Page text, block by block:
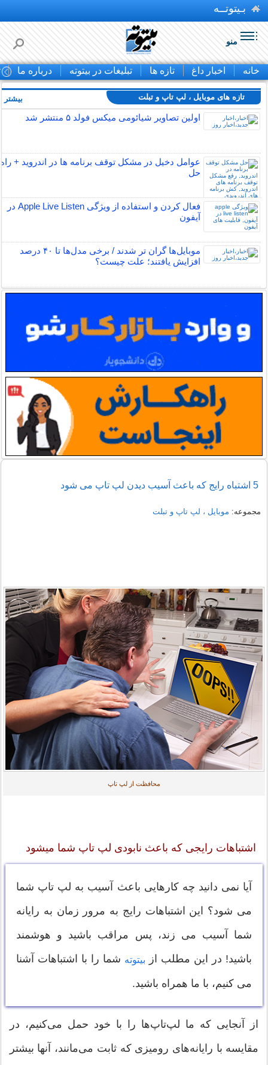
بـیتوتــه
منو
خانه اخبار داغ تازه ها تبلیغات در بیتوته درباره ما
تازه های موبایل ، لپ تاپ و تبلت
اولین تصاویر شیائومی میکس فولد ۵ منتشر شد
عوامل دخیل در مشکل توقف برنامه ها در اندروید + راه
حل
فعال کردن و استفاده از ویژگی Apple Live Listen در
آیفون
موبایل‌ها گران تر شدند / برخی مدل‌ها تا ۴۰ درصد
افزایش یافتند؛ علت چیست؟
بیشتر
5 اشتباه رایج که باعث آسیب دیدن لپ تاپ می شود
مجموعه: موبایل ، لپ تاپ و تبلت
محافظت از لپ تاپ
اشتباهات رایجی که باعث نابودی لپ تاپ شما میشود
آیا نمی دانید چه کارهایی باعث آسیب به لپ تاپ شما
می شود؟ این اشتباهات رایج به مرور زمان به رایانه
شما آسیب می زند، پس مراقب باشید و هوشمند
باشید! در این مطلب از
بیتوته شما را با اشتباهات آشنا
می کنیم، با ما همراه باشید.
از آنجایی که ما لپ‌تاپ‌ها را با خود حمل می‌کنیم، در
مقایسه با رایانه‌های رومیزی که ثابت می‌مانند، آنها بیشتر